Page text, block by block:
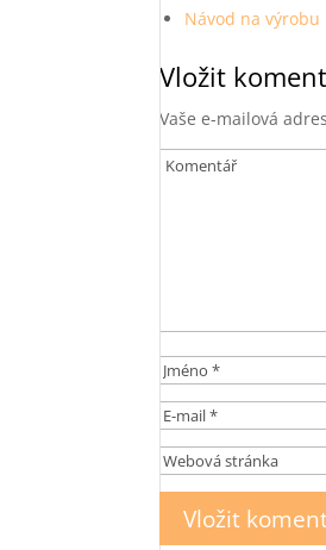
Návod na
Vložit
Vaše e-mailová